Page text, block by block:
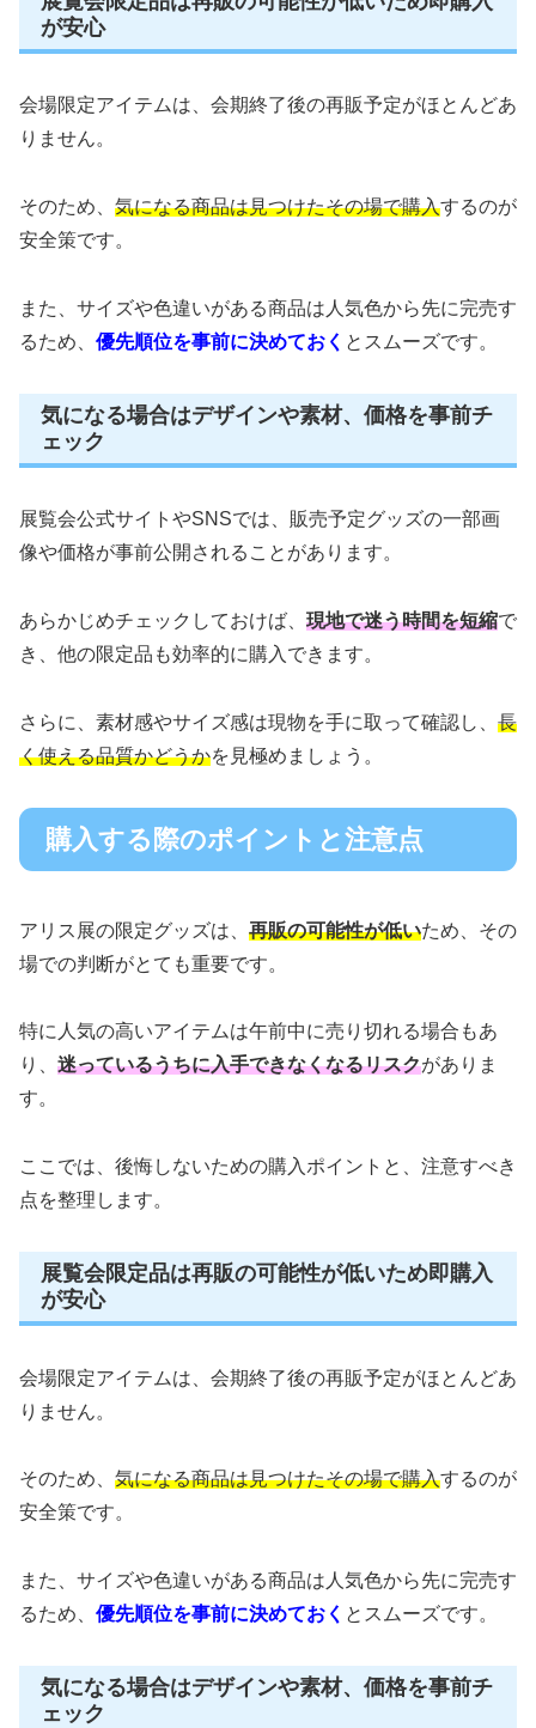
が安心
会場限定アイテムは、会期終了後の再販予定がほとんどあ
りません。
そのため、 気になる商品は見つけたその場で購入するのが
安全策です。
また、サイズや色違いがある商品は人気色から先に完売す
るため、 優先順位を事前に決めておく とスムーズです。
気になる場合はデザインや素材、価格を事前チ
ェック
展覧会公式サイトやSNSでは、販売予定グッズの一部画
像や価格が事前公開されることがあります。
あらかじめチェックしておけば、 現地で迷う時間を短縮で
き、他の限定品も効率的に購入できます。
さらに、素材感やサイズ感は現物を手に取って確認し、 長
く使える品質かどうかを見極めましょう。
購入する際のポイントと注意点
アリス展の限定グッズは、 再販の可能性が低いため、その
場での判断がとても重要です。
特に人気の高いアイテムは午前中に売り切れる場合もあ
り、 迷っているうちに入手できなくなるリスクがありま
す。
ここでは、後悔しないための購入ポイントと、注意すべき
点を整理します。
展覧会限定品は再販の可能性が低いため即購入
が安心
会場限定アイテムは、会期終了後の再販予定がほとんどあ
りません。
そのため、 気になる商品は見つけたその場で購入するのが
安全策です。
また、サイズや色違いがある商品は人気色から先に完売す
るため、 優先順位を事前に決めておく とスムーズです。
気になる場合はデザインや素材、価格を事前チ
ェック